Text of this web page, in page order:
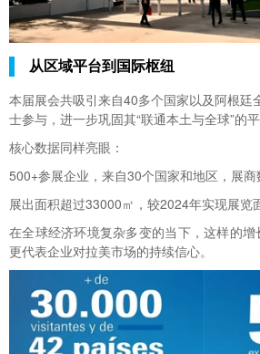
从区域平台到国际枢纽
本届展会共吸引来自40多个国家以及阿根廷
士参与，进一步巩固其“联通本土与全球”的平
核心数据同样亮眼：
500+参展企业，来自30个国家和地区，展商
展出面积超过33000㎡，较2024年实现展览
在全球经济环境复杂多变的当下，这样的增
更代表企业对拉美市场的持续信心。